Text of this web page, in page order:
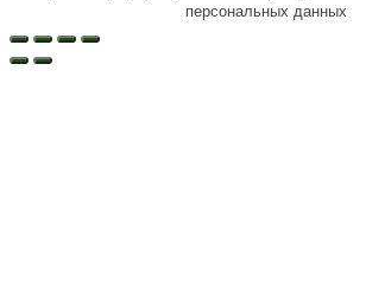
персональных данных